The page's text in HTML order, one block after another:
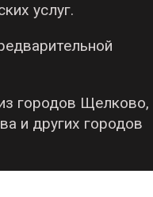
услуг.
городов Щелково,
и других городов